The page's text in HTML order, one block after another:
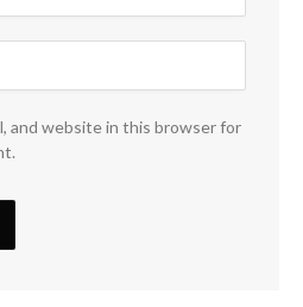
and website in this browser for